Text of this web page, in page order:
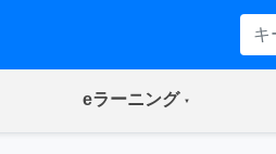
eラーニング(current)